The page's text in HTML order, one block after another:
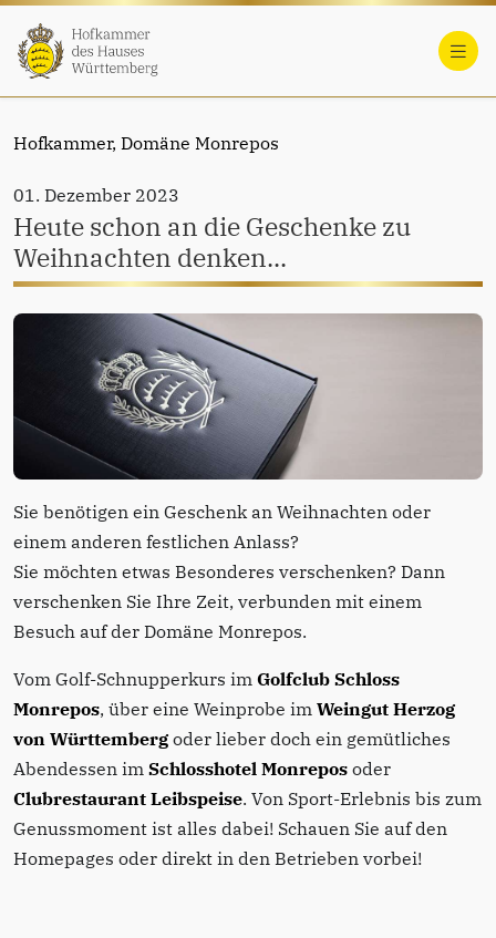
Hofkammer, Domäne Monrepos
01. Dezember 2023
Heute schon an die Geschenke zu
Weihnachten denken...
Sie benötigen ein Geschenk an Weihnachten oder
einem anderen festlichen Anlass?
Sie möchten etwas Besonderes verschenken? Dann
verschenken Sie Ihre Zeit, verbunden mit einem
Besuch auf der Domäne Monrepos.
Vom Golf-Schnupperkurs im Golfclub Schloss
Monrepos, über eine Weinprobe im Weingut Herzog
von Württemberg oder lieber doch ein gemütliches
Abendessen im Schlosshotel Monrepos oder
Clubrestaurant Leibspeise. Von Sport-Erlebnis bis zum
Genussmoment ist alles dabei! Schauen Sie auf den
Homepages oder direkt in den Betrieben vorbei!